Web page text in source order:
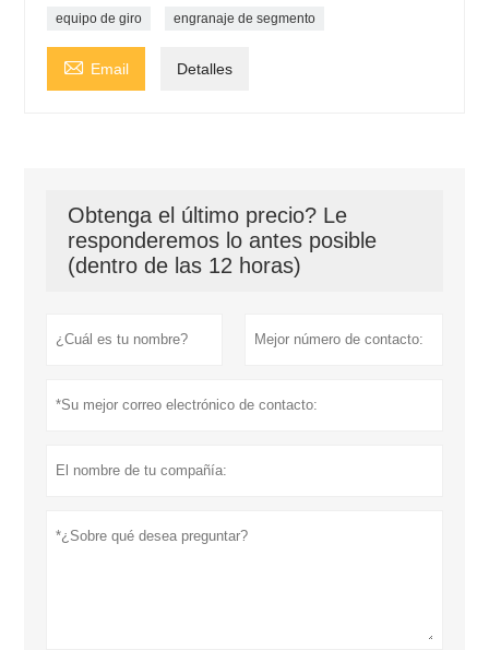
equipo de giro engranaje de segmento
 Email Detalles
Obtenga el último precio? Le
responderemos lo antes posible
(dentro de las 12 horas)